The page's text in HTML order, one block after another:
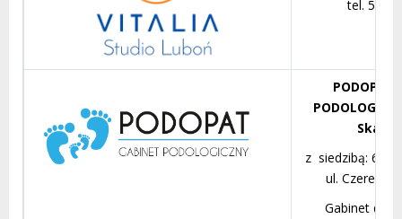
tel. 515
PODOPAT
z siedzibą: 62-
ul.
Gabinet